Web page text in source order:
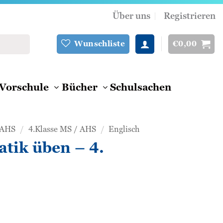
Über uns
Registrieren
Wunschliste €0,00
Bücher Schulsachen
/ 4.Klasse MS / AHS / Englisch
üben – 4.